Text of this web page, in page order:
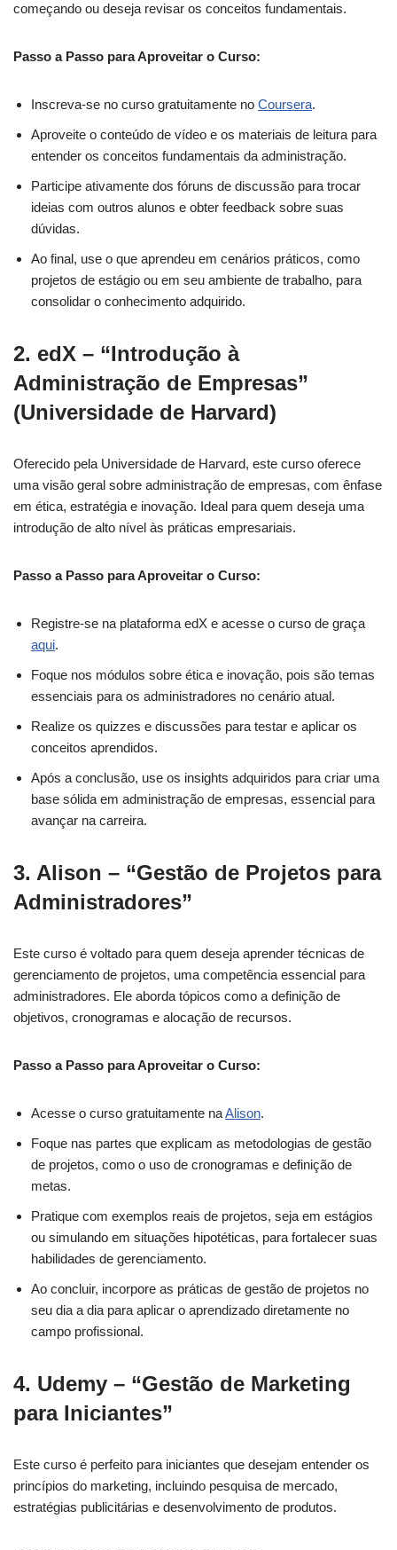
começando ou deseja revisar os conceitos fundamentais.
Passo a Passo para Aproveitar o Curso:
Inscreva-se no curso gratuitamente no Coursera.
Aproveite o conteúdo de vídeo e os materiais de leitura para
entender os conceitos fundamentais da administração.
Participe ativamente dos fóruns de discussão para trocar
ideias com outros alunos e obter feedback sobre suas
dúvidas.
Ao final, use o que aprendeu em cenários práticos, como
projetos de estágio ou em seu ambiente de trabalho, para
consolidar o conhecimento adquirido.
2. edX – “Introdução à
Administração de Empresas”
(Universidade de Harvard)
Oferecido pela Universidade de Harvard, este curso oferece
uma visão geral sobre administração de empresas, com ênfase
em ética, estratégia e inovação. Ideal para quem deseja uma
introdução de alto nível às práticas empresariais.
Passo a Passo para Aproveitar o Curso:
Registre-se na plataforma edX e acesse o curso de graça
aqui.
Foque nos módulos sobre ética e inovação, pois são temas
essenciais para os administradores no cenário atual.
Realize os quizzes e discussões para testar e aplicar os
conceitos aprendidos.
Após a conclusão, use os insights adquiridos para criar uma
base sólida em administração de empresas, essencial para
avançar na carreira.
3. Alison – “Gestão de Projetos para
Administradores”
Este curso é voltado para quem deseja aprender técnicas de
gerenciamento de projetos, uma competência essencial para
administradores. Ele aborda tópicos como a definição de
objetivos, cronogramas e alocação de recursos.
Passo a Passo para Aproveitar o Curso:
Acesse o curso gratuitamente naAlison.
Foque nas partes que explicam as metodologias de gestão
de projetos, como o uso de cronogramas e definição de
metas.
Pratique com exemplos reais de projetos, seja em estágios
ou simulando em situações hipotéticas, para fortalecer suas
habilidades de gerenciamento.
Ao concluir, incorpore as práticas de gestão de projetos no
seu dia a dia para aplicar o aprendizado diretamente no
campo profissional.
4. Udemy – “Gestão de Marketing
para Iniciantes”
Este curso é perfeito para iniciantes que desejam entender os
princípios do marketing, incluindo pesquisa de mercado,
estratégias publicitárias e desenvolvimento de produtos.